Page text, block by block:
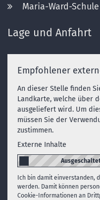
Maria-Ward-
Lage und Anfahrt
Empfohlener
An dieser Stelle finden
Landkarte, welche über
ausgeliefert wird. Um
müssen Sie der
zustimmen.
Externe Inhalte
Ich bin damit einverstanden,
werden. Damit können
Cookie-Informationen an